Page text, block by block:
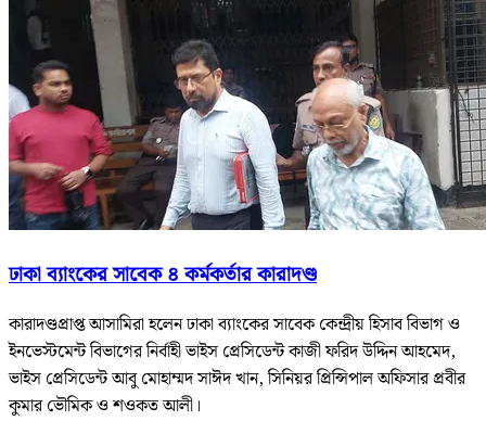
ঢাকা ব্যাংকের সাবেক ৪ কর্মকর্তার কারাদণ্ড
কারাদণ্ডপ্রাপ্ত আসামিরা হলেন ঢাকা ব্যাংকের সাবেক কেন্দ্রীয় হিসাব বিভাগ ও
ইনভেস্টমেন্ট বিভাগের নির্বাহী ভাইস প্রেসিডেন্ট কাজী ফরিদ উদ্দিন আহমেদ,
ভাইস প্রেসিডেন্ট আবু মোহাম্মদ সাঈদ খান, সিনিয়র প্রিন্সিপাল অফিসার প্রবীর
কুমার ভৌমিক ও শওকত আলী।